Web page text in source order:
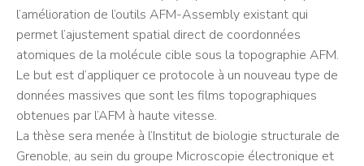
l’amélioration de l’outils AFM-Assembly existant qui
permet l’ajustement spatial direct de coordonnées
atomiques de la molécule cible sous la topographie AFM.
Le but est d’appliquer ce protocole à un nouveau type de
données massives que sont les films topographiques
obtenues par l’AFM à haute vitesse.
La thèse sera menée à l’Institut de biologie structurale de
Grenoble, au sein du groupe Microscopie électronique et